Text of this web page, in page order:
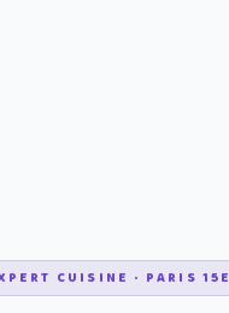
CUISINE · PARIS 15E